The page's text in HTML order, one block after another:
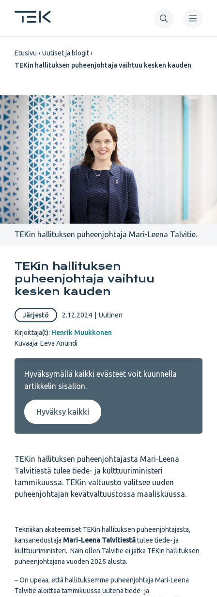
pääsisältöön
Murupolku
Etusivu
Uutiset ja blogit
TEKin hallituksen puheenjohtaja vaihtuu kesken kauden
TEKin hallituksen puheenjohtaja Mari-Leena Talvitie.
TEKin hallituksen
puheenjohtaja vaihtuu
kesken kauden
Järjestö 2.12.2024 Uutinen
Kirjoittaja(t): Henrik Muukkonen
Kuvaaja: Eeva Anundi
Hyväksymällä kaikki evästeet voit kuunnella
artikkelin sisällön.
Hyväksy kaikki
TEKin hallituksen puheenjohtajasta Mari-Leena
Talvitiestä tulee tiede- ja kulttuuriministeri
tammikuussa. TEKin valtuusto valitsee uuden
puheenjohtajan kevätvaltuustossa maaliskuussa.
Tekniikan akateemiset TEKin hallituksen puheenjohtajasta,
kansanedustaja Mari-Leena Talvitiestätulee tiede- ja
kulttuuriministeri. Näin ollen Talvitie ei jatka TEKin hallituksen
puheenjohtajana vuoden 2025 alusta.
– On upeaa, että hallituksemme puheenjohtaja Mari-Leena
Talvitie aloittaa tammikuussa uutena tiede- ja